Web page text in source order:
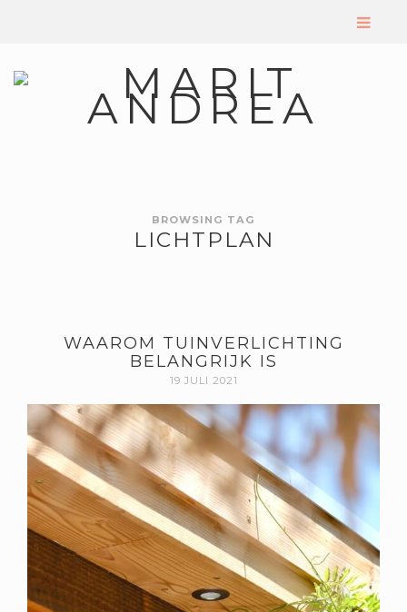
BROWSING TAG
LICHTPLAN
WAAROM TUINVERLICHTING
BELANGRIJK IS
19 JULI 2021